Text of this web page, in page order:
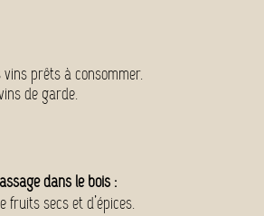
vins prêts à consommer.
de garde.
dans le bois :
fruits secs et d’épices.